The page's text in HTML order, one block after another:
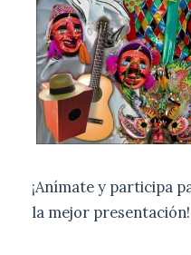
¡Anímate y participa
la mejor presentación!